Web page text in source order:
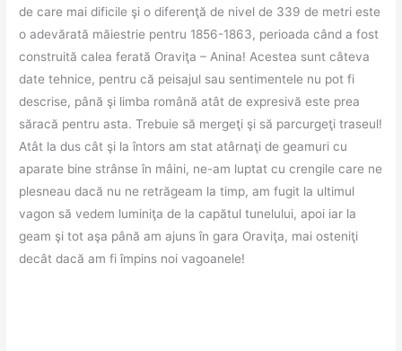
de care mai dificile şi o diferenţă de nivel de 339 de metri este
o adevărată măiestrie pentru 1856-1863, perioada când a fost
construită calea ferată Oraviţa – Anina! Acestea sunt câteva
date tehnice, pentru că peisajul sau sentimentele nu pot fi
descrise, până şi limba română atât de expresivă este prea
săracă pentru asta. Trebuie să mergeţi şi să parcurgeţi traseul!
Atât la dus cât şi la întors am stat atârnaţi de geamuri cu
aparate bine strânse în mâini, ne-am luptat cu crengile care ne
plesneau dacă nu ne retrăgeam la timp, am fugit la ultimul
vagon să vedem luminiţa de la capătul tunelului, apoi iar la
geam şi tot aşa până am ajuns în gara Oraviţa, mai osteniţi
decât dacă am fi împins noi vagoanele!